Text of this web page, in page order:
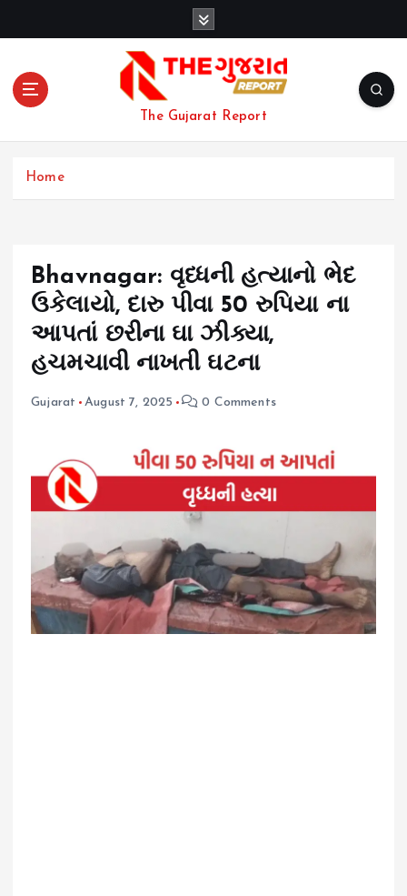
The Gujarat Report
Home
Bhavnagar: વૃધ્ધની હત્યાનો ભેદ
ઉકેલાયો, દારુ પીવા 50 રુપિયા ના
આપતાં છરીના ઘા ઝીક્યા,
હચમચાવી નાખતી ઘટના
Gujarat August 7, 2025 0 Comments